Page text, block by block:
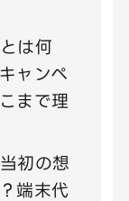
は何
ャンペ
まで理
初の想
端末代